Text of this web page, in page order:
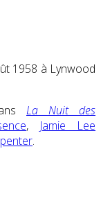
1958 à Lynwood
La Nuit des
, Jamie Lee
.